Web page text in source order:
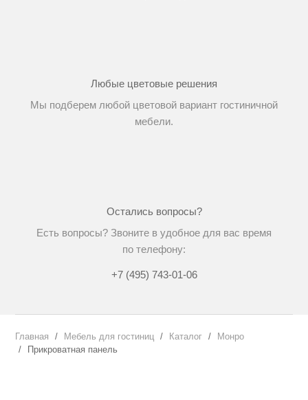
Любые цветовые решения
Мы подберем любой цветовой вариант гостиничной
мебели.
Остались вопросы?
Есть вопросы? Звоните в удобное для вас время
по телефону:
+7 (495) 743-01-06
Главная Мебель для гостиниц Каталог
Монро
Прикроватная панель